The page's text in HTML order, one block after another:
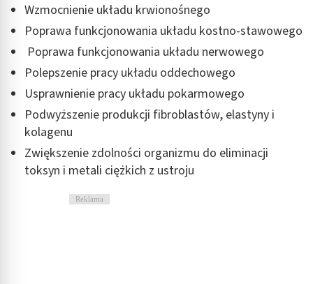
Wzmocnienie układu krwionośnego
Poprawa funkcjonowania układu kostno-stawowego
Poprawa funkcjonowania układu nerwowego
Polepszenie pracy układu oddechowego
Usprawnienie pracy układu pokarmowego
Podwyższenie produkcji fibroblastów, elastyny i
kolagenu
Zwiększenie zdolności organizmu do eliminacji
toksyn i metali ciężkich z ustroju
Reklama